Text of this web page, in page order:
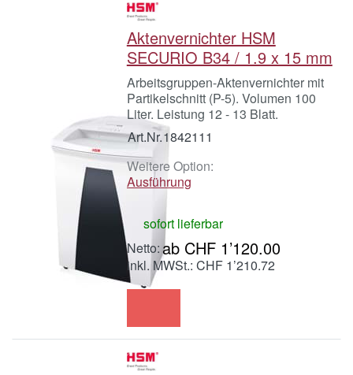
Aktenvernichter HSM
SECURIO B34 / 1.9 x 15 mm
Arbeitsgruppen-Aktenvernichter mit
Partikelschnitt (P-5). Volumen 100
Liter. Leistung 12 - 13 Blatt.
Art.Nr.1842111
Weitere Option:
Ausführung
sofort lieferbar
ab CHF 1’120.00
inkl. MWSt.: CHF 1’210.72